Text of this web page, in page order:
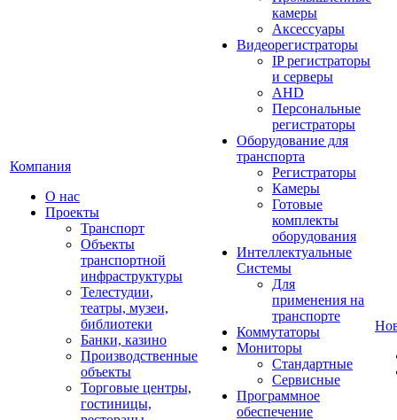
Компания
О нас
Проекты
Транспорт
Объекты
транспортной
инфраструктуры
Телестудии,
театры, музеи,
библиотеки
Банки, казино
Производственные
объекты
Торговые центры,
гостиницы,
камеры
Аксессуары
Видеорегистраторы
IP регистраторы
и серверы
AHD
Персональные
регистраторы
Оборудование для
транспорта
Регистраторы
Камеры
Готовые
комплекты
оборудования
Интеллектуальные
Системы
Для
применения на
транспорте
Коммутаторы
Мониторы
Стандартные
Сервисные
Программное
обеспечение